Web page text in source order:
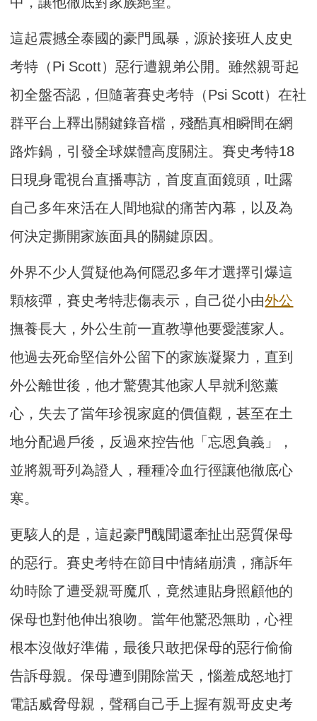
這起震撼全泰國的豪門風暴，源於接班人皮史
考特（Pi Scott）惡行遭親弟公開。雖然親哥起
初全盤否認，但隨著賽史考特（Psi Scott）在社
群平台上釋出關鍵錄音檔，殘酷真相瞬間在網
路炸鍋，引發全球媒體高度關注。賽史考特18
日現身電視台直播專訪，首度直面鏡頭，吐露
自己多年來活在人間地獄的痛苦內幕，以及為
何決定撕開家族面具的關鍵原因。
外界不少人質疑他為何隱忍多年才選擇引爆這
顆核彈，賽史考特悲傷表示，自己從小由外公
撫養長大，外公生前一直教導他要愛護家人。
他過去死命堅信外公留下的家族凝聚力，直到
外公離世後，他才驚覺其他家人早就利慾薰
心，失去了當年珍視家庭的價值觀，甚至在土
地分配過戶後，反過來控告他「忘恩負義」，
並將親哥列為證人，種種冷血行徑讓他徹底心
寒。
更駭人的是，這起豪門醜聞還牽扯出惡質保母
的惡行。賽史考特在節目中情緒崩潰，痛訴年
幼時除了遭受親哥魔爪，竟然連貼身照顧他的
保母也對他伸出狼吻。當年他驚恐無助，心裡
根本沒做好準備，最後只敢把保母的惡行偷偷
告訴母親。保母遭到開除當天，惱羞成怒地打
電話威脅母親，聲稱自己手上握有親哥皮史考